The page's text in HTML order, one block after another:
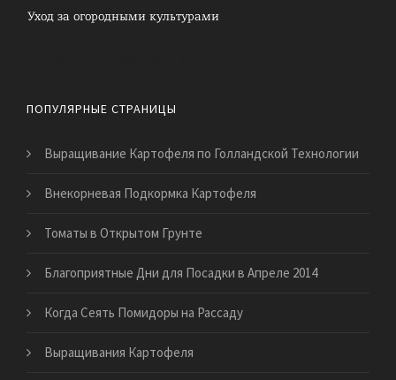
ПОПУЛЯРНЫЕ СТРАНИЦЫ
Выращивание Картофеля по Голландской Технологии
Внекорневая Подкормка Картофеля
Томаты в Открытом Грунте
Благоприятные Дни для Посадки в Апреле 2014
Когда Сеять Помидоры на Рассаду
Выращивания Картофеля